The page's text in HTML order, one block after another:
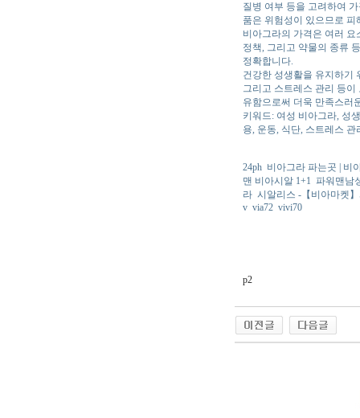
질병 여부 등을 고려하여
품은 위험성이 있으므로 피
비아그라의 가격은 여러
정책, 그리고 약물의 종류
정확합니다.
건강한 성생활을 유지하기
그리고 스트레스 관리 등
유함으로써 더욱 만족스러
키워드: 여성 비아그라, 성
용, 운동, 식단, 스트레스 관
24ph 비아그라 파는곳 | 비
맨 비아시알 1+1 파워맨남
라 시알리스 -【비아마켓
v via72 vivi70
p2